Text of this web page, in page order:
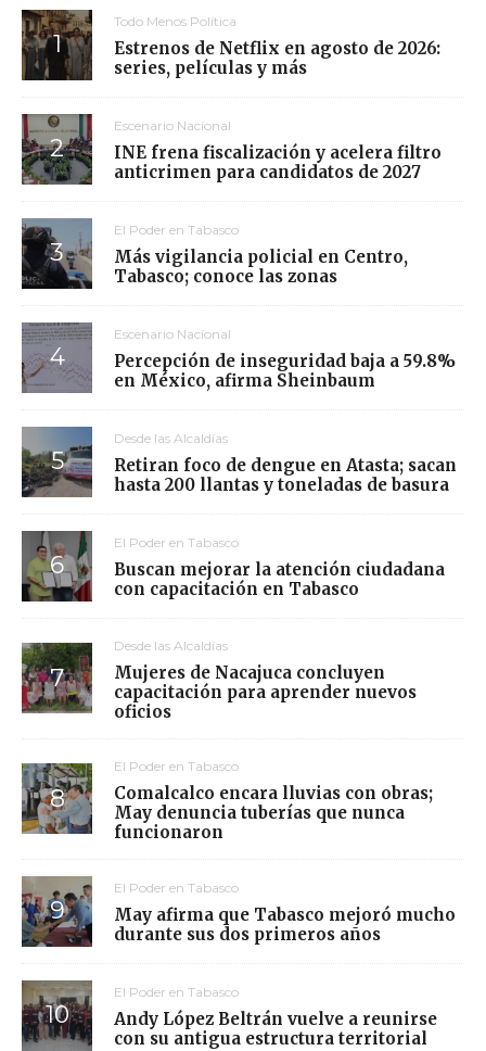
Todo Menos Política
Estrenos de Netflix en agosto de 2026:
series, películas y más
Escenario Nacional
INE frena fiscalización y acelera filtro
anticrimen para candidatos de 2027
El Poder en Tabasco
Más vigilancia policial en Centro,
Tabasco; conoce las zonas
Escenario Nacional
Percepción de inseguridad baja a 59.8%
en México, afirma Sheinbaum
Desde las Alcaldías
Retiran foco de dengue en Atasta; sacan
hasta 200 llantas y toneladas de basura
El Poder en Tabasco
Buscan mejorar la atención ciudadana
con capacitación en Tabasco
Desde las Alcaldías
Mujeres de Nacajuca concluyen
capacitación para aprender nuevos
oficios
El Poder en Tabasco
Comalcalco encara lluvias con obras;
May denuncia tuberías que nunca
funcionaron
El Poder en Tabasco
May afirma que Tabasco mejoró mucho
durante sus dos primeros años
El Poder en Tabasco
Andy López Beltrán vuelve a reunirse
con su antigua estructura territorial